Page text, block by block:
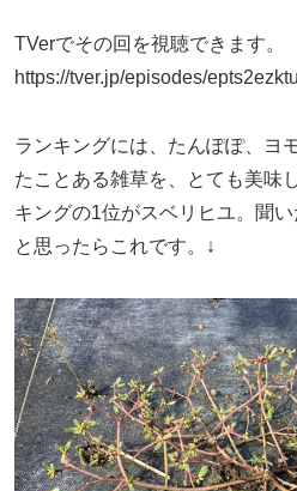
TVerでその回を視聴できます。
https://tver.jp/episodes/epts2ezktu
ランキングには、たんぽぽ、ヨ
たことある雑草を、とても美味
キングの1位がスベリヒユ。聞
と思ったらこれです。↓